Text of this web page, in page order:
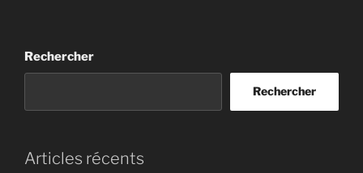
Rechercher
Rechercher
Articles récents